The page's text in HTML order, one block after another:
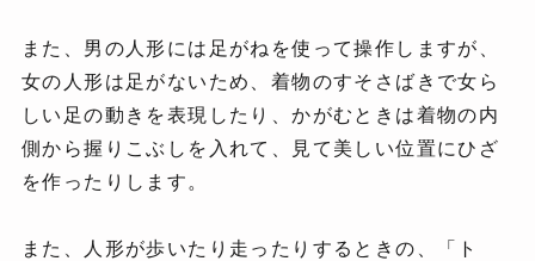
また、男の人形には足がねを使って操作しますが、
女の人形は足がないため、着物のすそさばきで女ら
しい足の動きを表現したり、かがむときは着物の内
側から握りこぶしを入れて、見て美しい位置にひざ
を作ったりします。
また、人形が歩いたり走ったりするときの、「ト